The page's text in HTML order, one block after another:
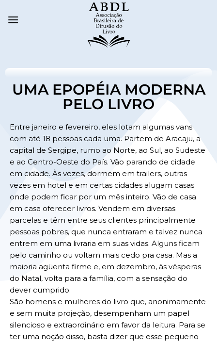
UMA EPOPÉIA MODERNA
PELO LIVRO
Entre janeiro e fevereiro, eles lotam algumas vans
com até 18 pessoas cada uma. Partem de Aracaju, a
capital de Sergipe, rumo ao Norte, ao Sul, ao Sudeste
e ao Centro-Oeste do País. Vão parando de cidade
em cidade. Às vezes, dormem em trailers, outras
vezes em hotel e em certas cidades alugam casas
onde podem ficar por um mês inteiro. Vão de casa
em casa oferecer livros. Vendem em diversas
parcelas e têm entre seus clientes principalmente
pessoas pobres, que nunca entraram e talvez nunca
entrem em uma livraria em suas vidas. Alguns ficam
pelo caminho ou voltam mais cedo pra casa. Mas a
maioria agüenta firme e, em dezembro, às vésperas
do Natal, volta para a família, com a sensação do
dever cumprido.
São homens e mulheres do livro que, anonimamente
e sem muita projeção, desempenham um papel
silencioso e extraordinário em favor da leitura. Para se
ter uma noção disso, basta dizer que esse pequeno